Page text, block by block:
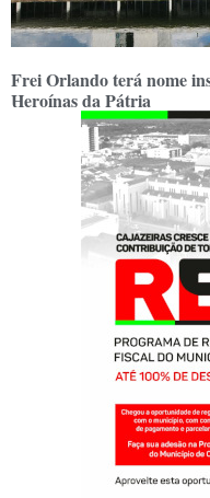
Frei Orlando terá nome
Heroínas da Pátria